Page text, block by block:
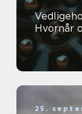
Hvornår
25.